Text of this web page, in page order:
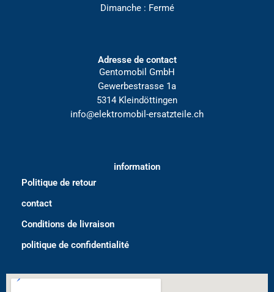
Dimanche : Fermé
Adresse de contact
Gentomobil GmbH
Gewerbestrasse 1a
5314 Kleindöttingen
info@elektromobil-ersatzteile.ch
information
Politique de retour
contact
Conditions de livraison
politique de confidentialité